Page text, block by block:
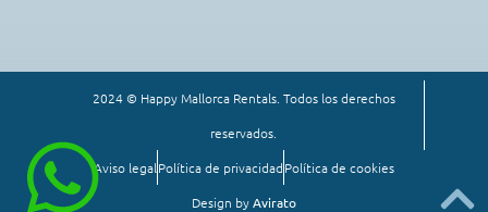
2024 © Happy Mallorca Rentals. Todos los derechos
reservados.
Aviso legalPolítica de privacidadPolítica de cookies
Design byAvirato